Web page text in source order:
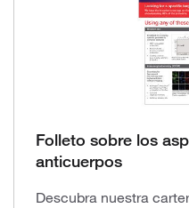
Folleto sobre los
anticuerpos
Descubra nuestra